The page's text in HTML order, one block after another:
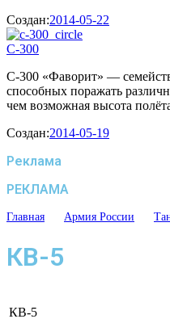
Создан:2014-05-22
С-300
С-300 «Фаворит» —
способных поражать
чем возможная высота
Создан:2014-05-19
Реклама
РЕКЛАМА
Главная Армия России
КВ-5
КВ-5